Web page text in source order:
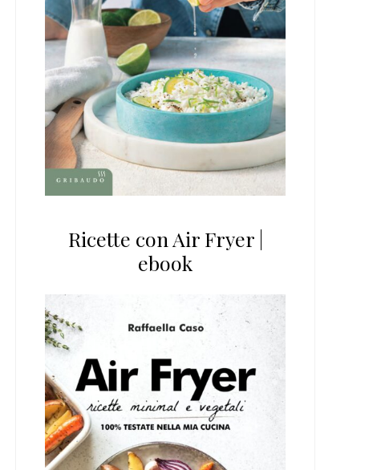
Ricette con Air Fryer |
ebook